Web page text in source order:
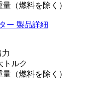
量（燃料を除く）
ー 製品詳細
トルク
量（燃料を除く）